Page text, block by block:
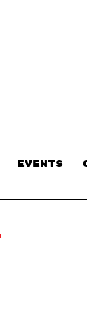
EVENTS